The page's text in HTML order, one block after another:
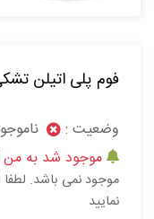
فوم پلی اتیلن تشکی ۲۰میلیمتر×۰/
وضعیت :
موجود شد به من
موجود نمی باشد.
نمایید